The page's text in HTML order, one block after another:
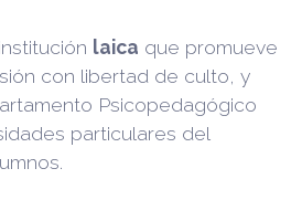
laica que promueve
con libertad de culto, y
Psicopedagógico
particulares del